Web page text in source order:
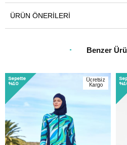
ÜRÜN ÖNERILERI
Benzer
Sepette
%10
Ücretsiz
Kargo